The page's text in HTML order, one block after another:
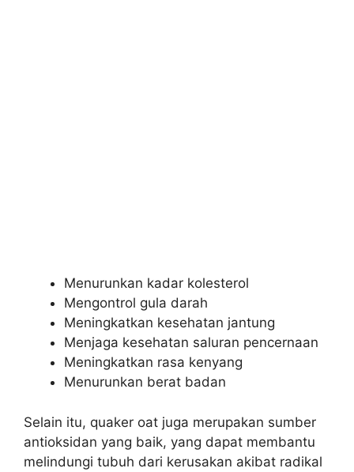
Menurunkan kadar kolesterol
Mengontrol gula darah
Meningkatkan kesehatan jantung
Menjaga kesehatan saluran pencernaan
Meningkatkan rasa kenyang
Menurunkan berat badan
Selain itu, quaker oat juga merupakan sumber
antioksidan yang baik, yang dapat membantu
melindungi tubuh dari kerusakan akibat radikal